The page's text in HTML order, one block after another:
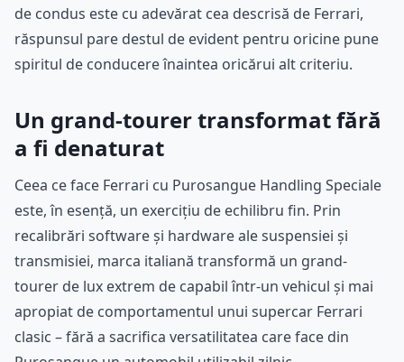
de condus este cu adevărat cea descrisă de Ferrari,
răspunsul pare destul de evident pentru oricine pune
spiritul de conducere înaintea oricărui alt criteriu.
Un grand-tourer transformat fără
a fi denaturat
Ceea ce face Ferrari cu Purosangue Handling Speciale
este, în esență, un exercițiu de echilibru fin. Prin
recalibrări software și hardware ale suspensiei și
transmisiei, marca italiană transformă un grand-
tourer de lux extrem de capabil într-un vehicul și mai
apropiat de comportamentul unui supercar Ferrari
clasic – fără a sacrifica versatilitatea care face din